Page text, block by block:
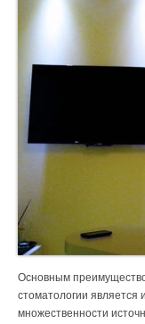
Основным
стоматологии является
множественности